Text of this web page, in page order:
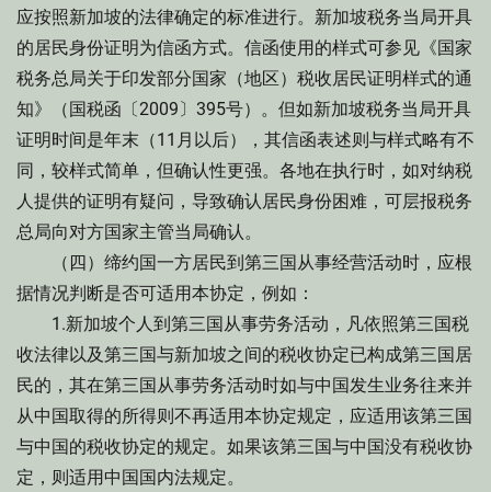
应按照新加坡的法律确定的标准进行。新加坡税务当局开具
的居民身份证明为信函方式。信函使用的样式可参见《国家
税务总局关于印发部分国家（地区）税收居民证明样式的通
知》（国税函〔2009〕395号）。但如新加坡税务当局开具
证明时间是年末（11月以后），其信函表述则与样式略有不
同，较样式简单，但确认性更强。各地在执行时，如对纳税
人提供的证明有疑问，导致确认居民身份困难，可层报税务
总局向对方国家主管当局确认。
（四）缔约国一方居民到第三国从事经营活动时，应根
据情况判断是否可适用本协定，例如：
1.新加坡个人到第三国从事劳务活动，凡依照第三国税
收法律以及第三国与新加坡之间的税收协定已构成第三国居
民的，其在第三国从事劳务活动时如与中国发生业务往来并
从中国取得的所得则不再适用本协定规定，应适用该第三国
与中国的税收协定的规定。如果该第三国与中国没有税收协
定，则适用中国国内法规定。